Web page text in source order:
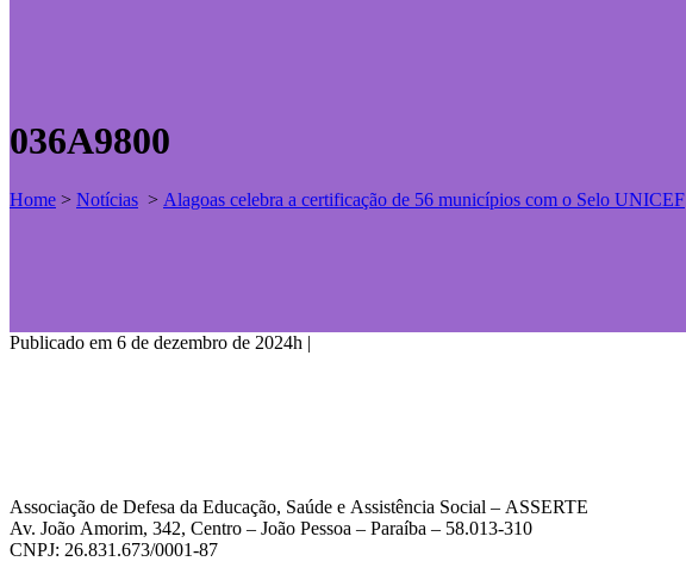
036A9800
Home > Notícias > Alagoas celebra a certificação de 56 municípios com o Selo UNICEF
Publicado em 6 de dezembro de 2024h |
Associação de Defesa da Educação, Saúde e Assistência Social – ASSERTE
Av. João Amorim, 342, Centro – João Pessoa – Paraíba – 58.013-310
CNPJ: 26.831.673/0001-87